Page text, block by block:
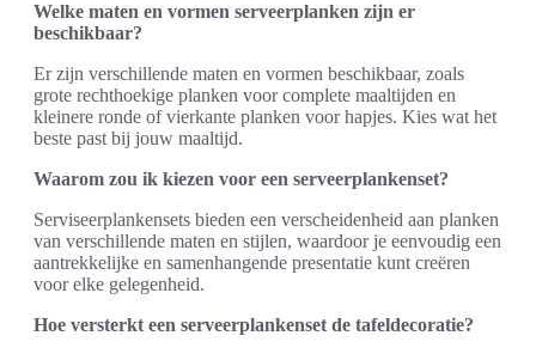
Welke maten en vormen serveerplanken zijn er
beschikbaar?
Er zijn verschillende maten en vormen beschikbaar, zoals
grote rechthoekige planken voor complete maaltijden en
kleinere ronde of vierkante planken voor hapjes. Kies wat het
beste past bij jouw maaltijd.
Waarom zou ik kiezen voor een serveerplankenset?
Serviseerplankensets bieden een verscheidenheid aan planken
van verschillende maten en stijlen, waardoor je eenvoudig een
aantrekkelijke en samenhangende presentatie kunt creëren
voor elke gelegenheid.
Hoe versterkt een serveerplankenset de tafeldecoratie?